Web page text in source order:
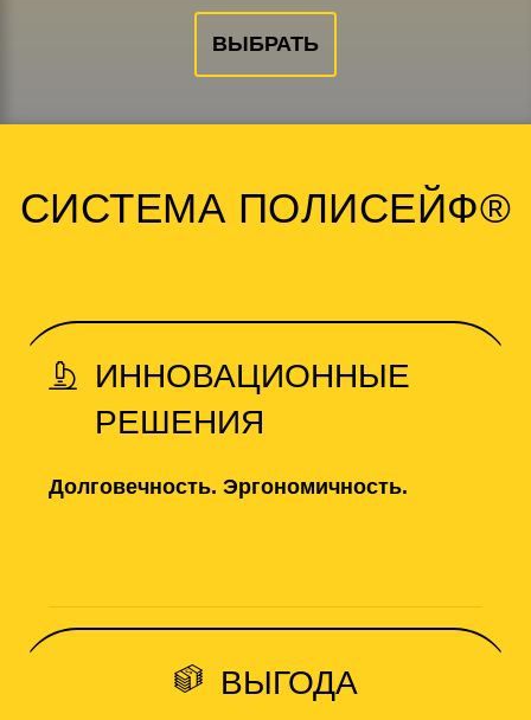
ВЫБРАТЬ
СИСТЕМА ПОЛИСЕЙФ®
ИННОВАЦИОННЫЕ
РЕШЕНИЯ
Долговечность. Эргономичность.
ВЫГОДА